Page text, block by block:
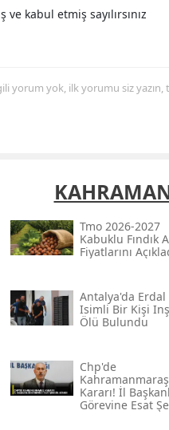
ve kabul etmiş sayılırsınız
yorum yok, ilk yorumu siz yazın,
Tmo 2026-2027
Kabuklu Fındık
Fiyatlarını
Antalya'da Erdal
Isimli Bir Kişi
Ölü Bulundu
Chp'de
Kahramanmaraş
Kararı! İl
Görevine Esat